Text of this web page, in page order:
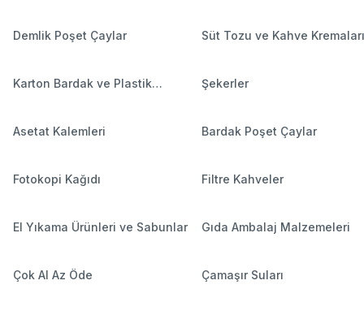
Demlik Poşet Çaylar Süt Tozu ve Kahve Kremaları
Karton Bardak ve Plastik
Şekerler
Asetat Kalemleri Bardak Poşet Çaylar
Fotokopi Kağıdı Filtre Kahveler
El Yıkama Ürünleri ve Sabunlar Gıda Ambalaj Malzemeleri
Çok Al Az Öde Çamaşır Suları